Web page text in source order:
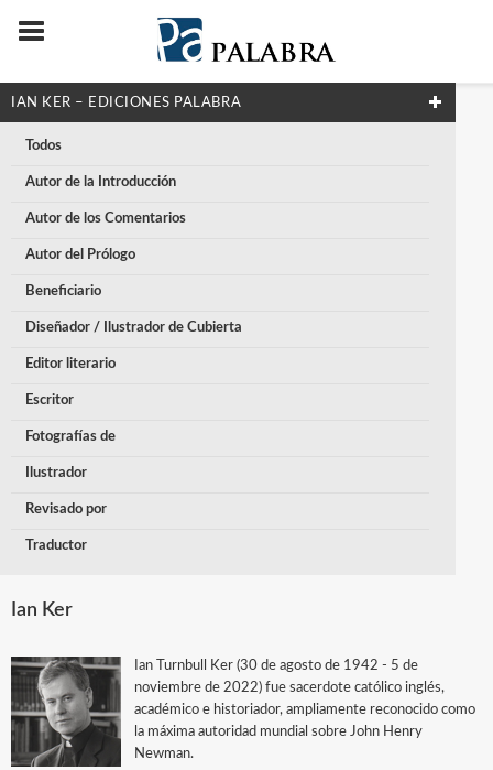
IAN KER – EDICIONES PALABRA
Todos
Autor de la Introducción
Autor de los Comentarios
Autor del Prólogo
Beneficiario
Diseñador / Ilustrador de Cubierta
Editor literario
Escritor
Fotografías de
Ilustrador
Revisado por
Traductor
Ian Ker
Ian Turnbull Ker (30 de agosto de 1942 - 5 de
noviembre de 2022) fue sacerdote católico inglés,
académico e historiador, ampliamente reconocido como
la máxima autoridad mundial sobre John Henry
Newman.